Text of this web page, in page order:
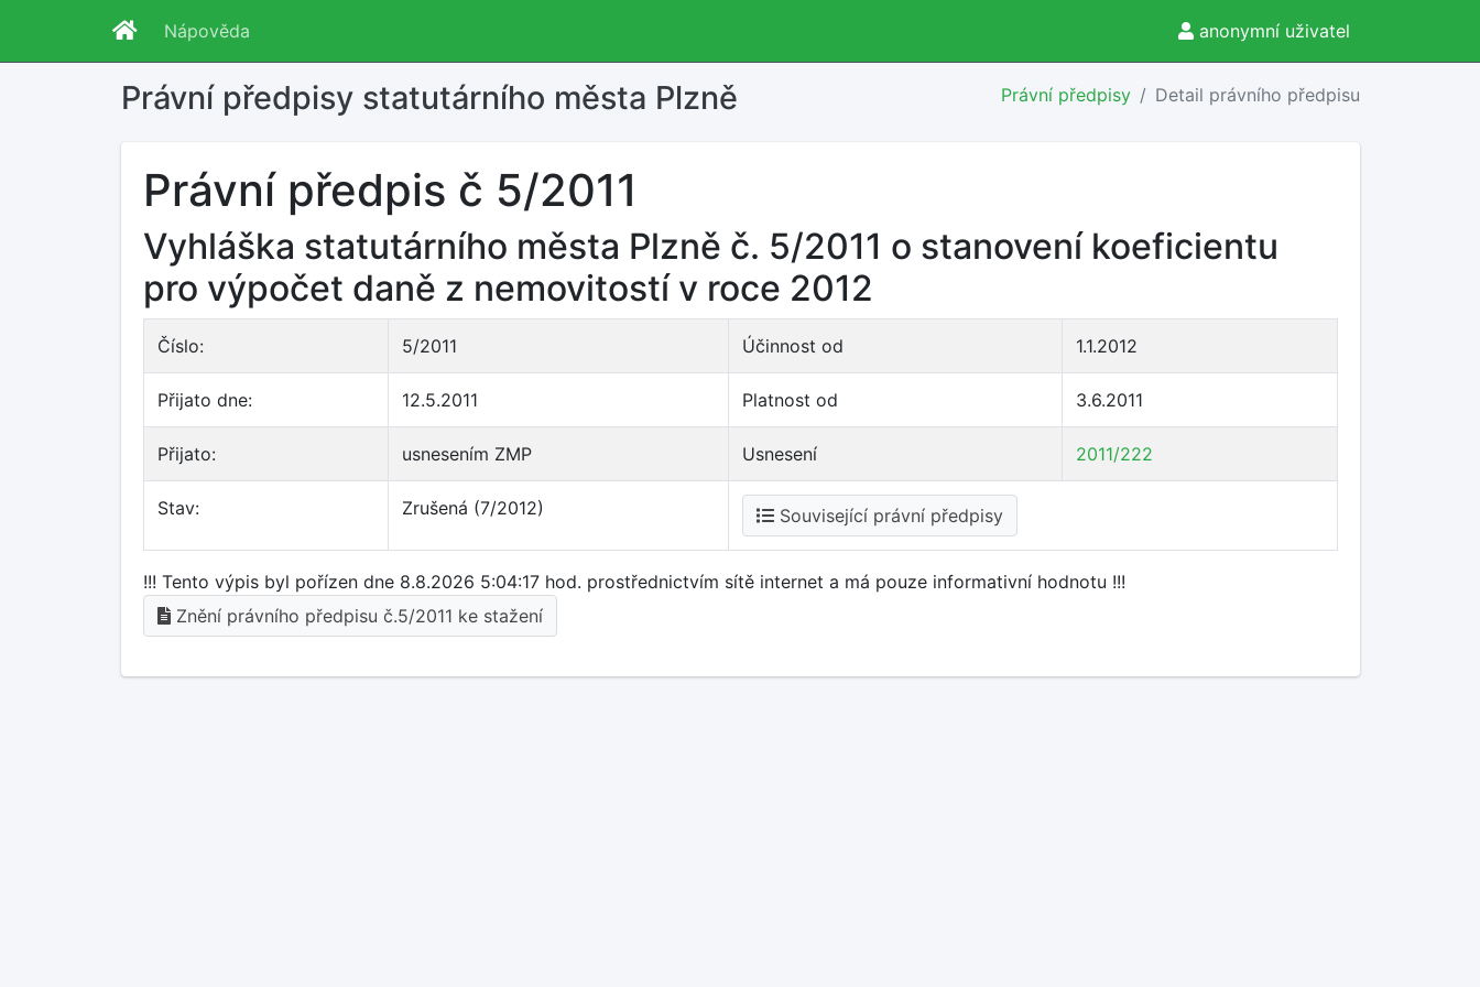
Nápověda anonymní uživatel
Právní předpisy statutárního města Plzně Právní předpisy Detail právního předpisu
Právní předpis č 5/2011
Vyhláška statutárního města Plzně č. 5/2011 o stanovení koeficientu
pro výpočet daně z nemovitostí v roce 2012
Číslo: 5/2011 Účinnost od 1.1.2012
Přijato dne: 12.5.2011 Platnost od 3.6.2011
Přijato: usnesením ZMP Usnesení 2011/222
Stav: Zrušená (7/2012) Související právní předpisy
!!! Tento výpis byl pořízen dne 8.8.2026 5:04:17 hod. prostřednictvím sítě internet a má pouze informativní hodnotu !!!
Znění právního předpisu č.5/2011 ke stažení